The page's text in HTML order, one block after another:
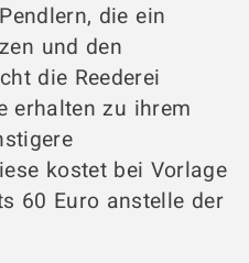
die ein
und den
die Reederei
erhalten zu ihrem
kostet bei Vorlage
60 Euro anstelle der